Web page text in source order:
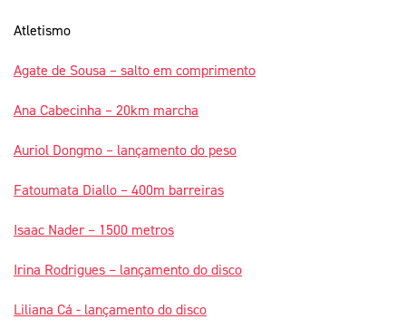
Atletismo
Agate de Sousa – salto em comprimento
Ana Cabecinha – 20km marcha
Auriol Dongmo – lançamento do peso
Fatoumata Diallo – 400m barreiras
Isaac Nader – 1500 metros
Irina Rodrigues – lançamento do disco
Liliana Cá - lançamento do disco